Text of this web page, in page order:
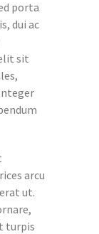
porta
dui ac
sit
arcu
ut.
turpis